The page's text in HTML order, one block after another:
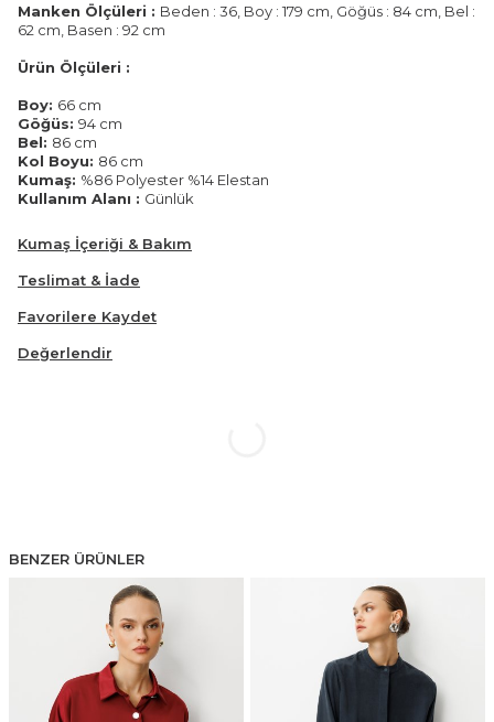
Manken Ölçüleri : Beden : 36, Boy : 179 cm, Göğüs : 84 cm, Bel :
62 cm, Basen : 92 cm
Ürün Ölçüleri :
Boy: 66 cm
Göğüs: 94 cm
Bel: 86 cm
Kol Boyu: 86 cm
Kumaş: %86 Polyester %14 Elestan
Kullanım Alanı : Günlük
Kumaş İçeriği & Bakım
Teslimat & İade
Favorilere Kaydet
Değerlendir
BENZER ÜRÜNLER